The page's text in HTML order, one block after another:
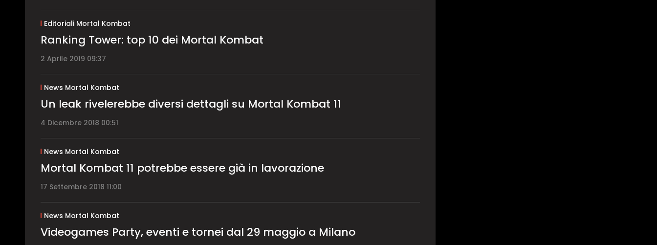
Editoriali Mortal Kombat
Ranking Tower: top 10 dei Mortal Kombat
2 Aprile 2019 09:37
News Mortal Kombat
Un leak rivelerebbe diversi dettagli su Mortal Kombat 11
4 Dicembre 2018 00:51
News Mortal Kombat
Mortal Kombat 11 potrebbe essere già in lavorazione
17 Settembre 2018 11:00
News Mortal Kombat
Videogames Party, eventi e tornei dal 29 maggio a Milano